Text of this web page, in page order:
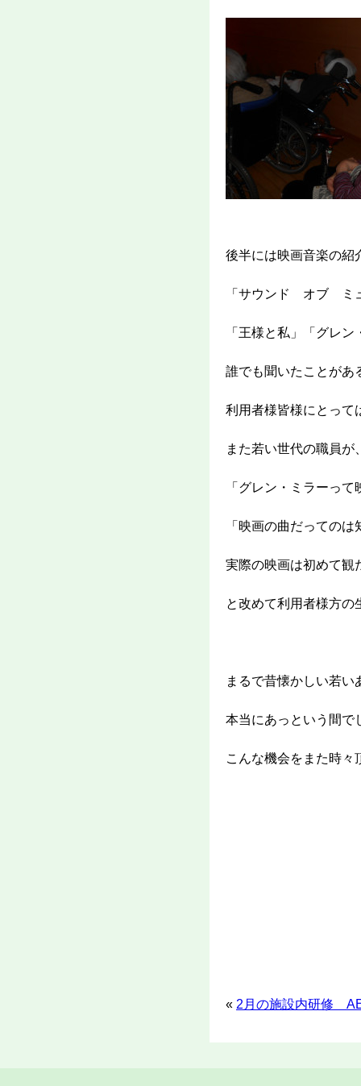
後半には映画音楽の紹
「サウンド オブ ミ
「王様と私」「グレ
誰でも聞いたことがあ
利用者様皆様にとって
また若い世代の職員が
「グレン・ミラーっ
「映画の曲だっての
実際の映画は初めて観
と改めて利用者様方の
まるで昔懐かしい若
本当にあっという間で
こんな機会をまた時々
« 2月の施設内研修